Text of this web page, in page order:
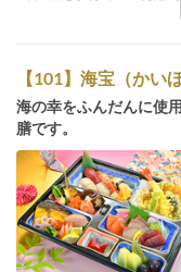
【101】海宝（かい
海の幸をふんだんに使
膳です。